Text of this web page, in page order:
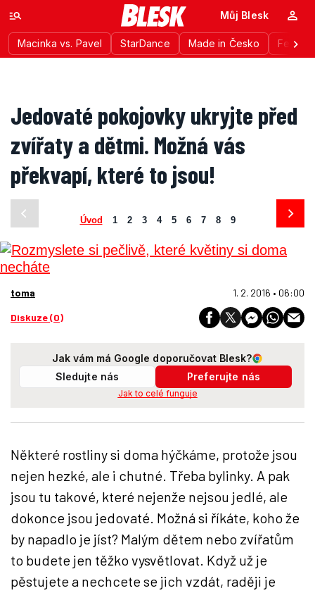
Macinka vs. Pavel StarDance Made in Česko
Můj Blesk
Jedovaté pokojovky ukryjte před
zvířaty a dětmi. Možná vás
překvapí, které to jsou!
Úvod 1 2 3 4 5 6 7 8 9
toma 1. 2. 2016 • 06:00
Diskuze (0)
Jak vám má Google doporučovat Blesk?
Sledujte nás
Preferujte nás
Jak to celé funguje
Některé rostliny si doma hýčkáme, protože jsou
nejen hezké, ale i chutné. Třeba bylinky. A pak
jsou tu takové, které nejenže nejsou jedlé, ale
dokonce jsou jedovaté. Možná si říkáte, koho že
by napadlo je jíst? Malým dětem nebo zvířatům
to budete jen těžko vysvětlovat. Když už je
pěstujete a nechcete se jich vzdát, raději je